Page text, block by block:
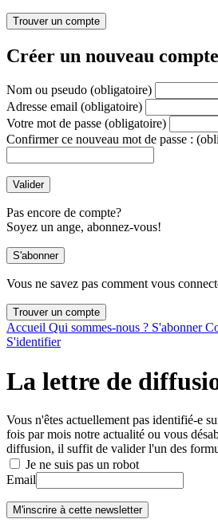
Créer un nouveau compte
Nom ou pseudo (obligatoire)
Adresse email (obligatoire)
Votre mot de passe (obligatoire)
Confirmer ce nouveau mot de passe :
Pas encore de compte?
Soyez un ange, abonnez-vous!
Vous ne savez pas comment vous
Accueil Qui sommes-nous ? S'abonner
S'identifier
La lettre de
Vous n'êtes actuellement pas identifié-e
fois par mois notre actualité ou vous
diffusion, il suffit de valider l'un des
Je ne suis pas un robot
Email